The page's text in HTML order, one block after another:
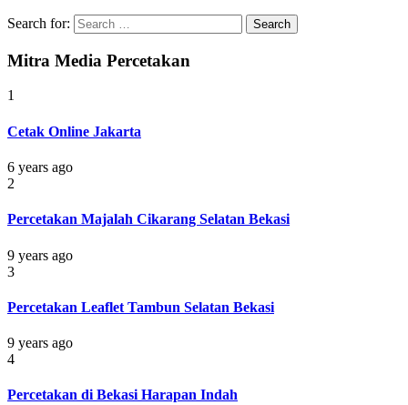
Search for:
Mitra Media Percetakan
1
Cetak Online Jakarta
6 years ago
2
Percetakan Majalah Cikarang Selatan Bekasi
9 years ago
3
Percetakan Leaflet Tambun Selatan Bekasi
9 years ago
4
Percetakan di Bekasi Harapan Indah